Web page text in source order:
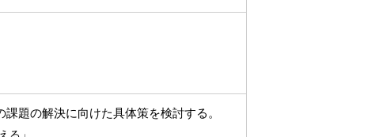
題の解決に向けた具体策を検討する。